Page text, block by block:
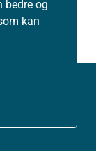
bedre og
kan